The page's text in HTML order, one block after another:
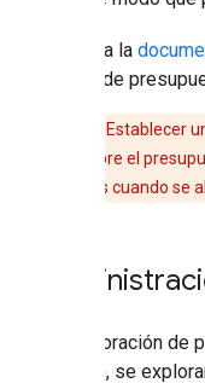
Consulta la
alertas de
Establecer
electrónico sobre el
de tus servicios cuando se
La elaboración
sección, se